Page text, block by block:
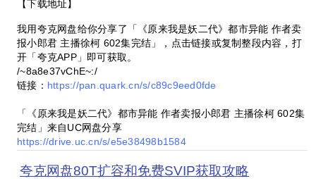
【下载地址】
我用夸克网盘给你分享了「《原来我是妖二代》都市异能 作者卖
报小郎君 主播徐柯 602集完结」，点击链接或复制整段内容，打
开「夸克APP」即可获取。
/~8a8e37vChE~:/
链接： https://pan.quark.cn/s/c89c9eed0fde
「《原来我是妖二代》都市异能 作者卖报小郎君 主播徐柯 602集
完结」来自UC网盘分享
https://drive.uc.cn/s/e5e38498b1584
夸克网盘80T扩容和免费SVIP获取攻略